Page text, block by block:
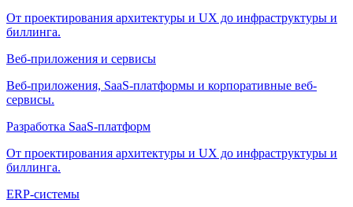
От проектирования архитектуры и UX до инфраструктуры и
биллинга.
Веб-приложения и сервисы
Веб-приложения, SaaS-платформы и корпоративные веб-
сервисы.
Разработка SaaS-платформ
От проектирования архитектуры и UX до инфраструктуры и
биллинга.
ERP-системы